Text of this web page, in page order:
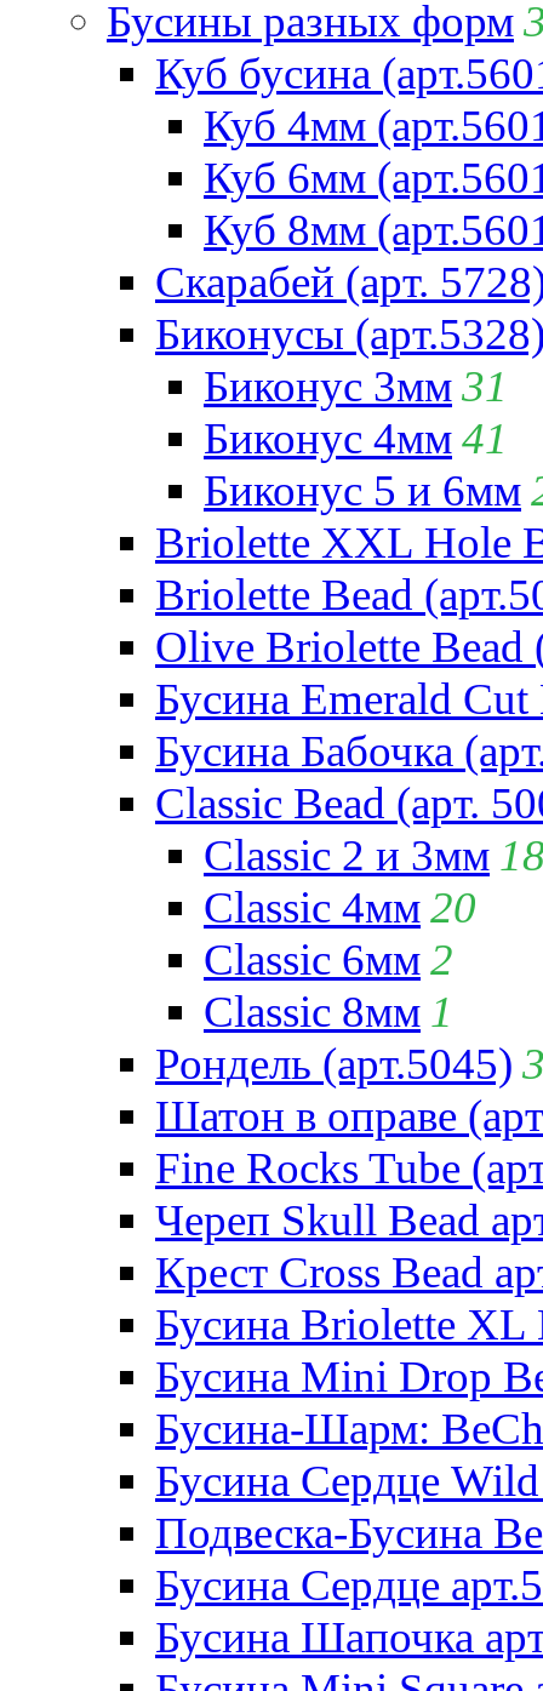
Бусины разных форм
Куб бусина
Куб 4мм
Куб 6мм
Куб 8мм
Скарабей (арт.
Биконусы
Биконус 3мм31
Биконус 4мм41
Биконус 5 и 6мм
Briolette XXL Hole
Briolette Bead
Olive Briolette Bead
Бусина Emerald Cut
Бусина Бабочка
Classic Bead (арт.
Classic 2 и 3мм
Classic 4мм20
Classic 6мм2
Classic 8мм 1
Рондель (арт.5045)
Шатон в оправе
Fine Rocks Tube
Череп Skull Bead
Крест Cross Bead
Бусина Briolette XL
Бусина Mini Drop
Бусина-Шарм:
Бусина Сердце
Подвеска-Бусина
Бусина Сердце
Бусина Шапочка